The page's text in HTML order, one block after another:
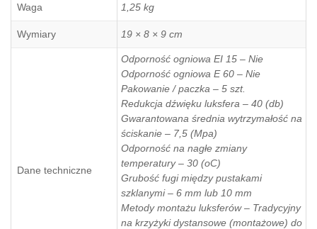
Waga 1,25 kg
Wymiary 19 × 8 × 9 cm
Dane techniczne
Odporność ogniowa EI 15 – Nie
Odporność ogniowa E 60 – Nie
Pakowanie / paczka – 5 szt.
Redukcja dźwięku luksfera – 40 (db)
Gwarantowana średnia wytrzymałość na
ściskanie – 7,5 (Mpa)
Odporność na nagłe zmiany
temperatury – 30 (oC)
Grubość fugi między pustakami
szklanymi – 6 mm lub 10 mm
Metody montażu luksferów – Tradycyjny
na krzyżyki dystansowe (montażowe) do